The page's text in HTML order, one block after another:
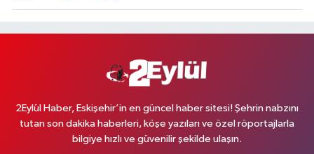
2Eylül Haber, Eskişehir’in en güncel haber sitesi! Şehrin nabzını
tutan son dakika haberleri, köşe yazıları ve özel röportajlarla
bilgiye hızlı ve güvenilir şekilde ulaşın.